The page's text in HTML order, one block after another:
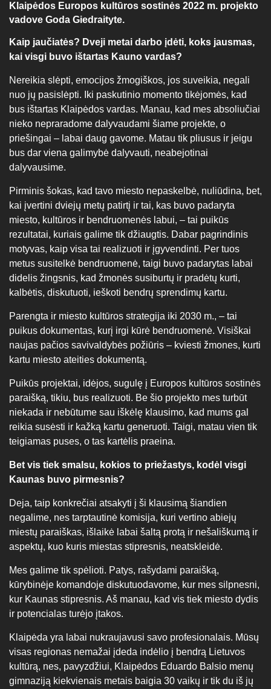
Klaipėdos Europos kultūros sostinės 2022 m. projekto
vadove Goda Giedraityte.
Kaip jaučiatės? Dveji metai darbo įdėti, koks jausmas,
kai visgi buvo ištartas Kauno vardas?
Nereikia slėpti, emocijos žmogiškos, jos suveikia, negali
nuo jų pasislėpti. Iki paskutinio momento tikėjomės, kad
bus ištartas Klaipėdos vardas. Manau, kad mes absoliučiai
nieko nepraradome dalyvaudami šiame projekte, o
priešingai – labai daug gavome. Matau tik pliusus ir jeigu
bus dar viena galimybė dalyvauti, neabejotinai
dalyvausime.
Pirminis šokas, kad tavo miesto nepaskelbė, nuliūdina, bet,
kai įvertini dviejų metų patirtį ir tai, kas buvo padaryta
miesto, kultūros ir bendruomenės labui, – tai puikūs
rezultatai, kuriais galime tik džiaugtis. Dabar pagrindinis
motyvas, kaip visa tai realizuoti ir įgyvendinti. Per tuos
metus susitelkė bendruomenė, taigi buvo padarytas labai
didelis žingsnis, kad žmonės susiburtų ir pradėtų kurti,
kalbėtis, diskutuoti, ieškoti bendrų sprendimų kartu.
Parengta ir miesto kultūros strategija iki 2030 m., – tai
puikus dokumentas, kurį irgi kūrė bendruomenė. Visiškai
naujas pačios savivaldybės požiūris – kviesti žmones, kurti
kartu miesto ateities dokumentą.
Puikūs projektai, idėjos, sugulę į Europos kultūros sostinės
paraišką, tikiu, bus realizuoti. Be šio projekto mes turbūt
niekada ir nebūtume sau iškėlę klausimo, kad mums gal
reikia susėsti ir kažką kartu generuoti. Taigi, matau vien tik
teigiamas puses, o tas kartėlis praeina.
Bet vis tiek smalsu, kokios to priežastys, kodėl visgi
Kaunas buvo pirmesnis?
Deja, taip konkrečiai atsakyti į ši klausimą šiandien
negalime, nes tarptautinė komisija, kuri vertino abiejų
miestų paraiškas, išlaikė labai šaltą protą ir nešališkumą ir
aspektų, kuo kuris miestas stipresnis, neatskleidė.
Mes galime tik spėlioti. Patys, rašydami paraišką,
kūrybinėje komandoje diskutuodavome, kur mes silpnesni,
kur Kaunas stipresnis. Aš manau, kad vis tiek miesto dydis
ir potencialas turėjo įtakos.
Klaipėda yra labai nukraujavusi savo profesionalais. Mūsų
visas regionas nemažai įdeda indėlio į bendrą Lietuvos
kultūrą, nes, pavyzdžiui, Klaipėdos Eduardo Balsio menų
gimnaziją kiekvienais metais baigia 30 vaikų ir tik du iš jų